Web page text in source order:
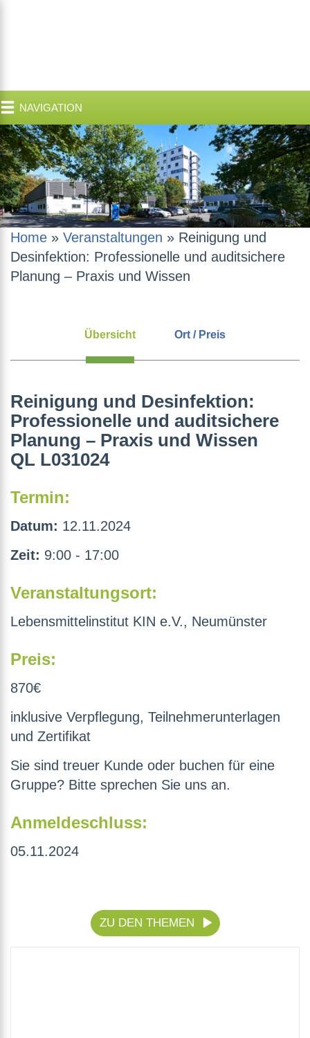
NAVIGATION
Home » Veranstaltungen » Reinigung und
Desinfektion: Professionelle und auditsichere
Planung – Praxis und Wissen
Übersicht Ort / Preis
Reinigung und Desinfektion:
Professionelle und auditsichere
Planung – Praxis und Wissen
QL L031024
Termin:
Datum: 12.11.2024
Zeit: 9:00 - 17:00
Veranstaltungsort:
Lebensmittelinstitut KIN e.V., Neumünster
Preis:
870€
inklusive Verpflegung, Teilnehmerunterlagen
und Zertifikat
Sie sind treuer Kunde oder buchen für eine
Gruppe? Bitte sprechen Sie uns an.
Anmeldeschluss:
05.11.2024
ZU DEN THEMEN